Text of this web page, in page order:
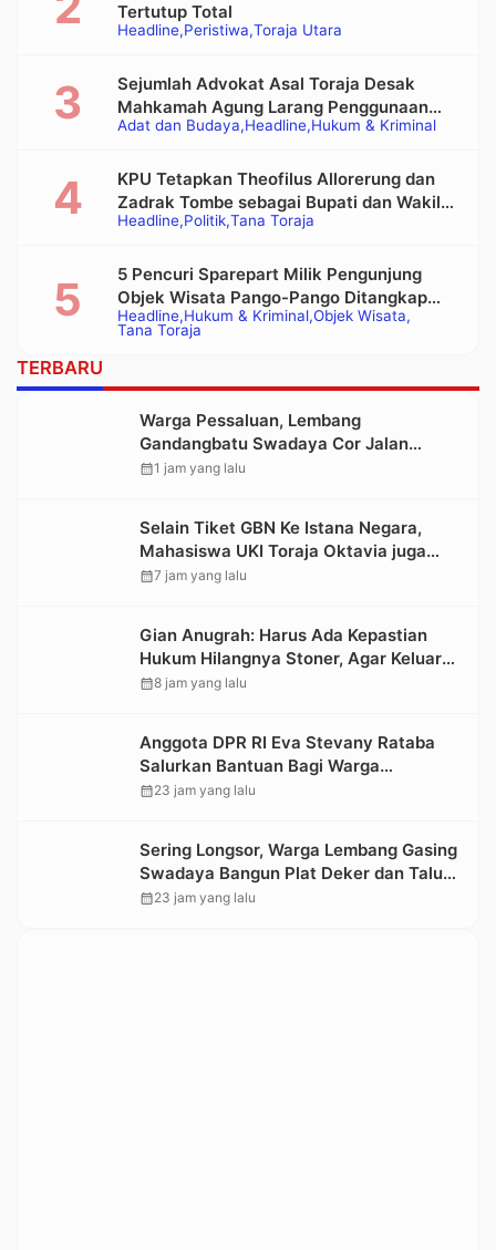
Headline Peristiwa Toraja Utara
Tertutup Total
Adat dan Budaya Headline Hukum & Kriminal
Sejumlah Advokat Asal Toraja Desak
Mahkamah Agung Larang Penggunaan
Alat Berat pada Eksekusi Rumah Adat
Headline Politik Tana Toraja
KPU Tetapkan Theofilus Allorerung dan
Zadrak Tombe sebagai Bupati dan Wakil
Bupati Tana Toraja Terpilih
Headline Hukum & Kriminal Objek Wisata
Tana Toraja
5 Pencuri Sparepart Milik Pengunjung
Objek Wisata Pango-Pango Ditangkap
Polisi
TERBARU
Warga Pessaluan, Lembang
Gandangbatu Swadaya Cor Jalan
Kabupaten
calendar_month1 jam yang lalu
Selain Tiket GBN Ke Istana Negara,
Mahasiswa UKI Toraja Oktavia juga
Lolos ke Pekan Seni Mahasiswa
calendar_month7 jam yang lalu
Gian Anugrah: Harus Ada Kepastian
Hukum Hilangnya Stoner, Agar Keluarga
tidak Larut dalam Trauma dan
calendar_month8 jam yang lalu
Anggota DPR RI Eva Stevany Rataba
Salurkan Bantuan Bagi Warga
Terdampak Longsor di Buntu Pepasan
calendar_month23 jam yang lalu
Sering Longsor, Warga Lembang Gasing
Swadaya Bangun Plat Deker dan Talut
Jalan Penghubung Antar Lembang
calendar_month23 jam yang lalu